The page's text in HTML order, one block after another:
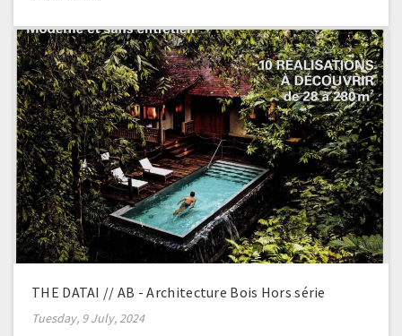
THE DATAI // AB - Architecture Bois Hors série
Tuesday, 9 July, 2024